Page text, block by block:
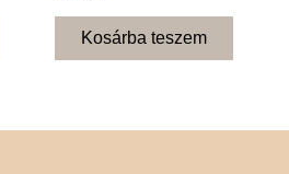
/
Kosárba teszem